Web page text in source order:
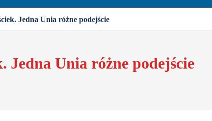
Jedna Unia różne podejście
Jedna Unia różne podejście